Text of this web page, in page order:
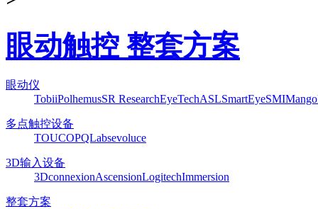
眼动触控 整套方案
眼动仪
TobiiPolhemusSR ResearchEyeTechASLSmartEyeSMI
多点触控设备
TOUCOPQLabsevoluce
3D输入设备
3DconnexionAscensionLogitechImmersion
整套方案